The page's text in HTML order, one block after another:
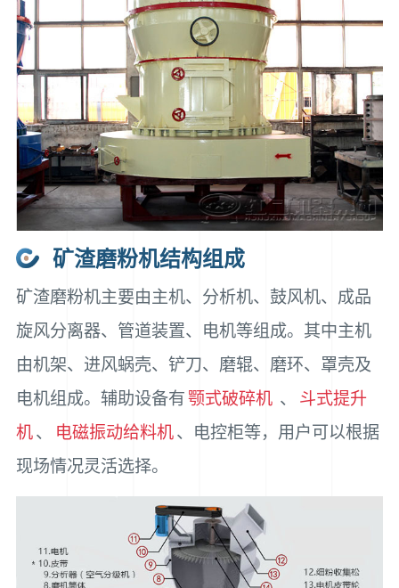
矿渣磨粉机结构组成
矿渣磨粉机主要由主机、分析机、鼓风机、成品
旋风分离器、管道装置、电机等组成。其中主机
由机架、进风蜗壳、铲刀、磨辊、磨环、罩壳及
电机组成。辅助设备有颚式破碎机 、
斗式提升
机、 电磁振动给料机、电控柜等，用户可以根据
现场情况灵活选择。